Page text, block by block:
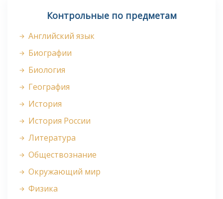
Контрольные по предметам
Английский язык
Биографии
Биология
География
История
История России
Литература
Обществознание
Окружающий мир
Физика